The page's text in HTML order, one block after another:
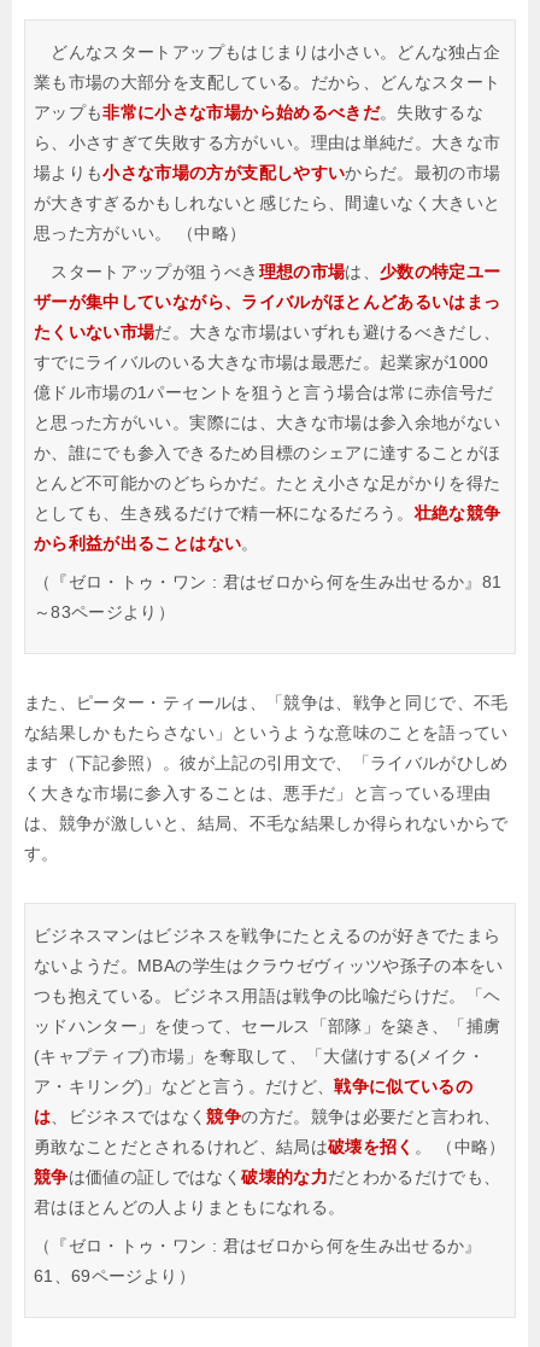
どんなスタートアップもはじまりは小さい。どんな独占企
業も市場の大部分を支配している。だから、どんなスタート
アップも非常に小さな市場から始めるべきだ。失敗するな
ら、小さすぎて失敗する方がいい。理由は単純だ。大きな市
場よりも小さな市場の方が支配しやすいからだ。最初の市場
が大きすぎるかもしれないと感じたら、間違いなく大きいと
思った方がいい。
（中略）
スタートアップが狙うべき 理想の市場は、 少数の特定ユー
ザーが集中していながら、ライバルがほとんどあるいはまっ
たくいない市場だ。大きな市場はいずれも避けるべきだし、
すでにライバルのいる大きな市場は最悪だ。起業家が1000
億ドル市場の1パーセントを狙うと言う場合は常に赤信号だ
と思った方がいい。実際には、大きな市場は参入余地がない
か、誰にでも参入できるため目標のシェアに達することがほ
とんど不可能かのどちらかだ。たとえ小さな足がかりを得た
としても、生き残るだけで精一杯になるだろう。 壮絶な競争
から利益が出ることはない。
（『ゼロ・トゥ・ワン : 君はゼロから何を生み出せるか』81
～83ページより）
また、ピーター・ティールは、「競争は、戦争と同じで、不毛
な結果しかもたらさない」というような意味のことを語ってい
ます（下記参照）。彼が上記の引用文で、「ライバルがひしめ
く大きな市場に参入することは、悪手だ」と言っている理由
は、競争が激しいと、結局、不毛な結果しか得られないからで
す。
ビジネスマンはビジネスを戦争にたとえるのが好きでたまら
ないようだ。MBAの学生はクラウゼヴィッツや孫子の本をい
つも抱えている。ビジネス用語は戦争の比喩だらけだ。「ヘ
ッドハンター」を使って、セールス「部隊」を築き、「捕虜
(キャプティブ)市場」を奪取して、「大儲けする(メイク・
ア・キリング)」などと言う。だけど、戦争に似ているの
は、ビジネスではなく競争の方だ。競争は必要だと言われ、
勇敢なことだとされるけれど、結局は破壊を招く 。
（中略）
競争は価値の証しではなく破壊的な力だとわかるだけでも、
君はほとんどの人よりまともになれる。
（『ゼロ・トゥ・ワン : 君はゼロから何を生み出せるか』
61、69ページより）